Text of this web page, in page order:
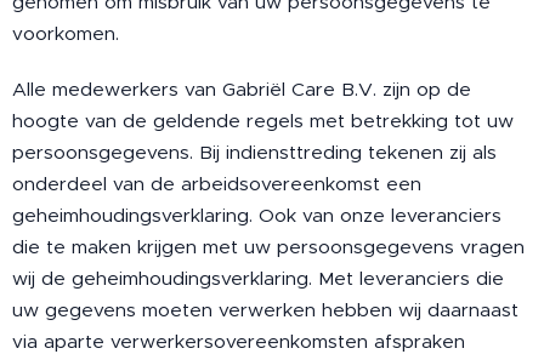
voorkomen.
Alle medewerkers van Gabriël Care B.V. zijn op de
hoogte van de geldende regels met betrekking tot uw
persoonsgegevens. Bij indiensttreding tekenen zij als
onderdeel van de arbeidsovereenkomst een
geheimhoudingsverklaring. Ook van onze leveranciers
die te maken krijgen met uw persoonsgegevens vragen
wij de geheimhoudingsverklaring. Met leveranciers die
uw gegevens moeten verwerken hebben wij daarnaast
via aparte verwerkersovereenkomsten afspraken